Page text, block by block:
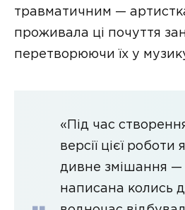
травматичним —
проживала ці почуття
перетворюючи їх у
«Під час
версії цієї роботи
дивне змішання —
написана колись